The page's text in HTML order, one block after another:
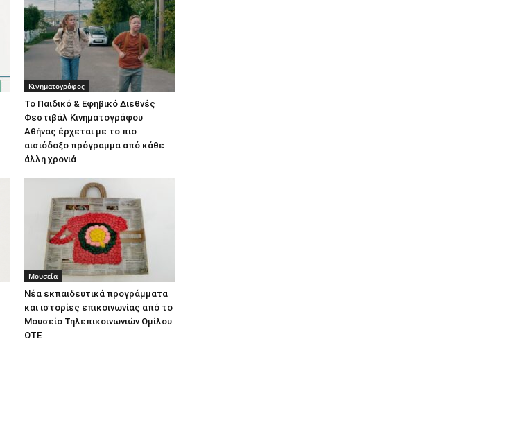
Κινηματογράφος
Το Παιδικό & Εφηβικό Διεθνές
Φεστιβάλ Κινηματογράφου
Αθήνας έρχεται με το πιο
αισιόδοξο πρόγραμμα από κάθε
άλλη χρονιά
Μουσεία
Νέα εκπαιδευτικά προγράμματα
και ιστορίες επικοινωνίας από το
Μουσείο Τηλεπικοινωνιών Ομίλου
ΟΤΕ